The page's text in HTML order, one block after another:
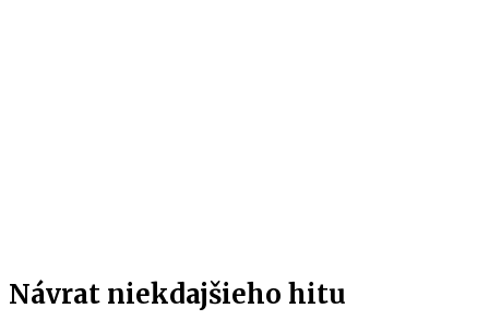
Návrat niekdajšieho hitu